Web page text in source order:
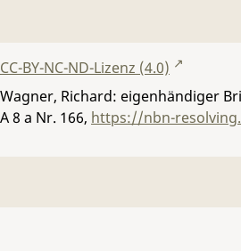
CC-BY-NC-ND-Lizenz (4.0)
Wagner, Richard: eigenhändiger
A 8 a Nr. 166, https://nbn-